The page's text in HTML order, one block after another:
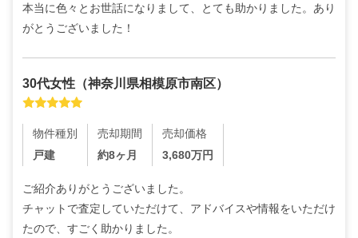
本当に色々とお世話になりまして、とても助かりました。あり
がとうございました！
30代女性 （神奈川県相模原市南区）
物件種別
戸建
売却期間
約8ヶ月
売却価格
3,680万円
ご紹介ありがとうございました。
チャットで査定していただけて、アドバイスや情報をいただけ
たので、すごく助かりました。